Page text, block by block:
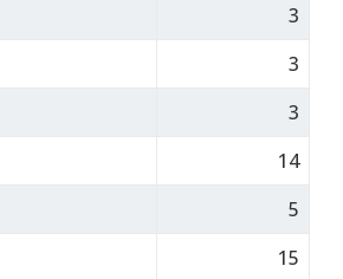
3
3
3
14
5
15